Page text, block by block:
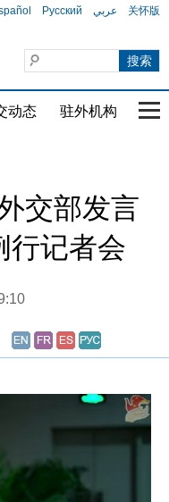
Русский عربي 关怀版
动态 驻外机构 国
交部发言
行记者会